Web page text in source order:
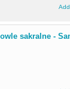
sakralne -